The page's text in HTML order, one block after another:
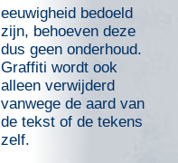
eeuwigheid bedoeld
zijn, behoeven deze
dus geen onderhoud.
Graffiti wordt ook
alleen verwijderd
vanwege de aard van
de tekst of de tekens
zelf.